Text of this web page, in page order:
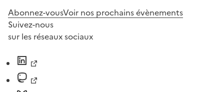
Abonnez-vousVoir nos prochains évènements
Suivez-nous
sur les réseaux sociaux